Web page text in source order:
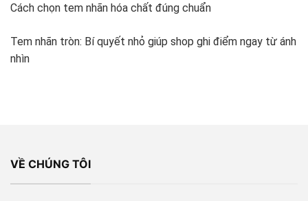
Cách chọn tem nhãn hóa chất đúng chuẩn
Tem nhãn tròn: Bí quyết nhỏ giúp shop ghi điểm ngay từ ánh
nhìn
VỀ CHÚNG TÔI